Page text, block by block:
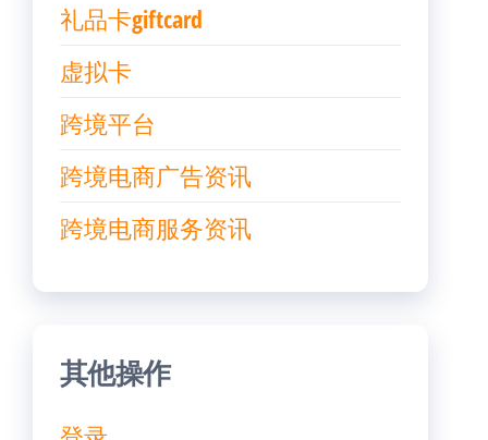
礼品卡giftcard
虚拟卡
跨境平台
跨境电商广告资讯
跨境电商服务资讯
其他操作